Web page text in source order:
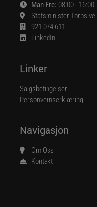
Navigasjon
Om Oss
Kontakt
Linker
Salgsbetingelser
Personvernserklæring
Man-Fre: 08:00 - 16:00
Statsminister Torps
921 074 611
LinkedIn